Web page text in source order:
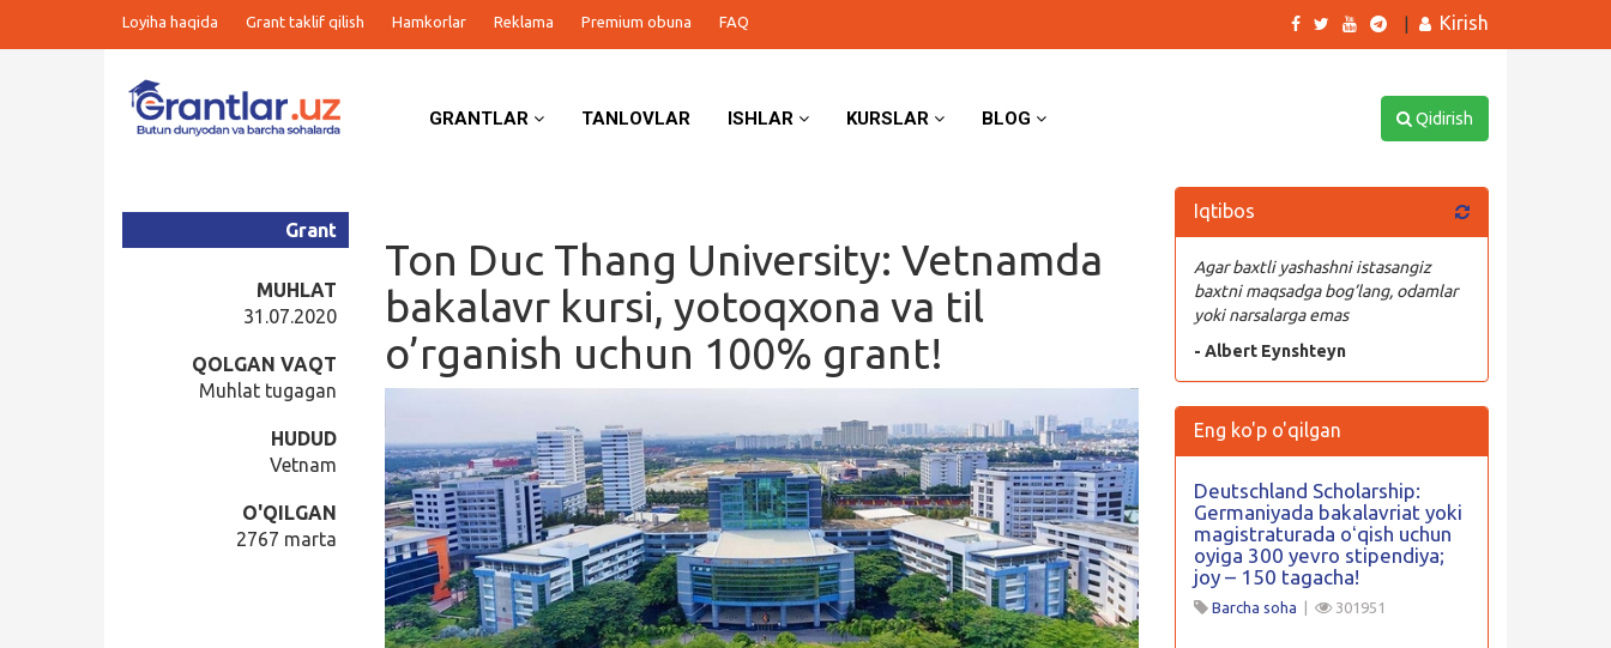
Loyiha haqida Grant taklif qilish Hamkorlar Reklama Premium obuna FAQ Kirish
GRANTLAR TANLOVLAR ISHLAR KURSLAR BLOG Qidirish
Ton Duc Thang University: Vetnamda
bakalavr kursi, yotoqxona va til
o’rganish uchun 100% grant!
Grant
MUHLAT
31.07.2020
QOLGAN VAQT
Muhlat tugagan
HUDUD
Vetnam
O'QILGAN
2767 marta
Iqtibos
Agar baxtli yashashni istasangiz
baxtni maqsadga bog’lang, odamlar
yoki narsalarga emas
- Albert Eynshteyn
Eng ko'p o'qilgan
Deutschland Scholarship:
Germaniyada bakalavriat yoki
magistraturada oʻqish uchun
oyiga 300 yevro stipendiya;
joy – 150 tagacha!
Barcha soha 301951